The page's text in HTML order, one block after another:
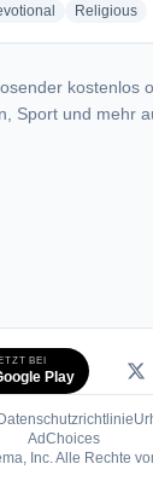
stations radio stations
Religious
kostenlos
Sport und mehr
BEI
Play
Datenschutzrichtlinie
AdChoices(öffnet
Inc. Alle Rechte